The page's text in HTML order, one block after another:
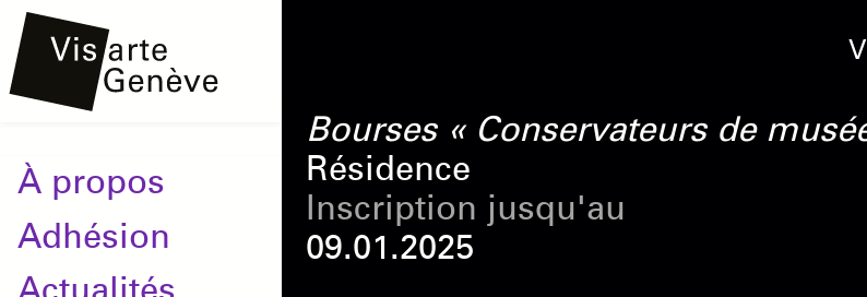
Aller
au
contenu
Main
navigation
À propos
Adhésion
Bourses « Conservateurs de
Résidence
Inscription jusqu'au
09.01.2025